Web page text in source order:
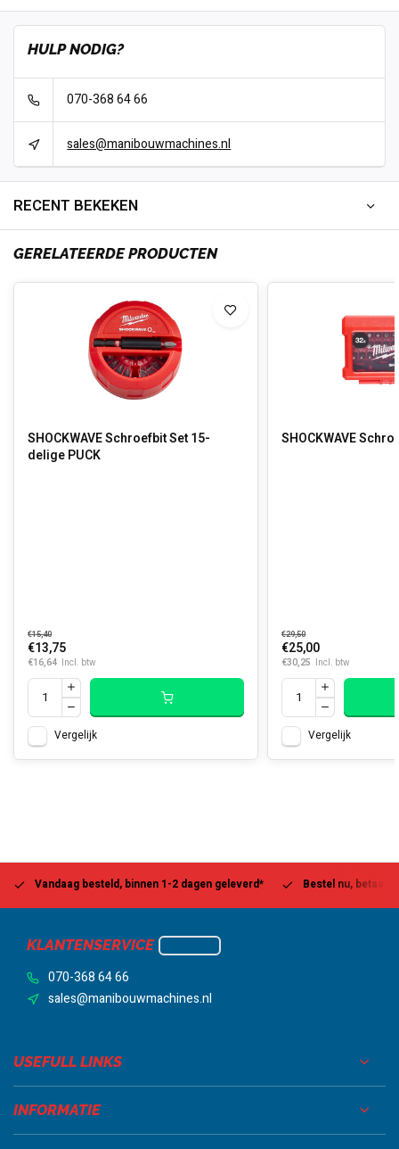
HULP NODIG?
070-368 64 66
sales@manibouwmachines.nl
RECENT BEKEKEN
GERELATEERDE PRODUCTEN
SHOCKWAVE Schroefbit Set 15-
delige PUCK
€15,40
€13,75
€16,64 Incl. btw
Vergelijk
SHOCKWAVE
€29,50
€25,00
€30,25 Incl. btw
Vergelijk
Vandaag besteld, binnen 1-2 dagen geleverd* Bestel nu, betaal
KLANTENSERVICE
070-368 64 66
sales@manibouwmachines.nl
USEFULL LINKS
INFORMATIE